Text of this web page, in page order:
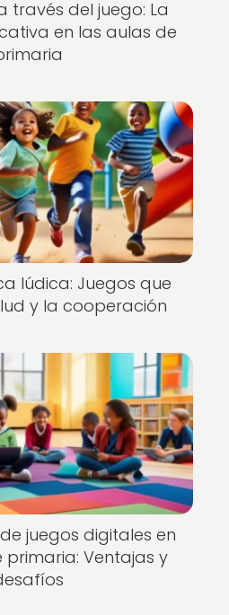
través del juego: La
en las aulas de
lúdica: Juegos que
y la cooperación
juegos digitales en
Ventajas y